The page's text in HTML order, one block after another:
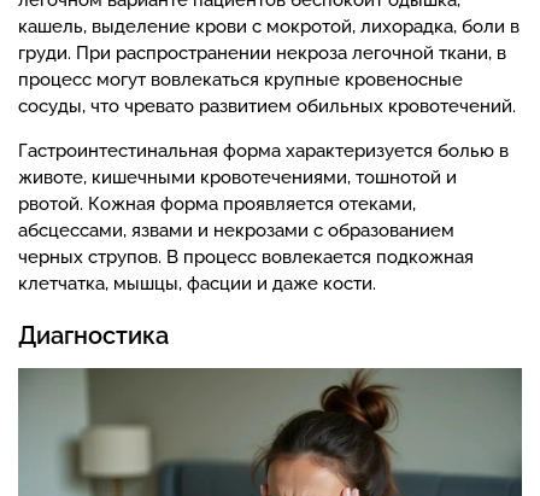
кашель, выделение крови с мокротой, лихорадка, боли в
груди. При распространении некроза легочной ткани, в
процесс могут вовлекаться крупные кровеносные
сосуды, что чревато развитием обильных кровотечений.
Гастроинтестинальная форма характеризуется болью в
животе, кишечными кровотечениями, тошнотой и
рвотой. Кожная форма проявляется отеками,
абсцессами, язвами и некрозами с образованием
черных струпов. В процесс вовлекается подкожная
клетчатка, мышцы, фасции и даже кости.
Диагностика